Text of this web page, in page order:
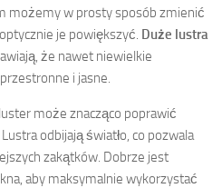
możemy w prosty sposób zmienić
je powiększyć. Duże lustra
że nawet niewielkie
i jasne.
może znacząco poprawić
odbijają światło, co pozwala
zakątków. Dobrze jest
aby maksymalnie wykorzystać